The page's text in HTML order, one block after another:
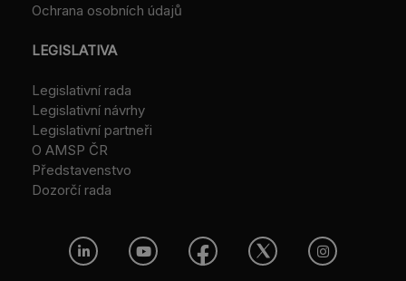
Ochrana osobních údajů
LEGISLATIVA
Legislativní rada
Legislativní návrhy
Legislativní partneři
O AMSP ČR
Představenstvo
Dozorčí rada